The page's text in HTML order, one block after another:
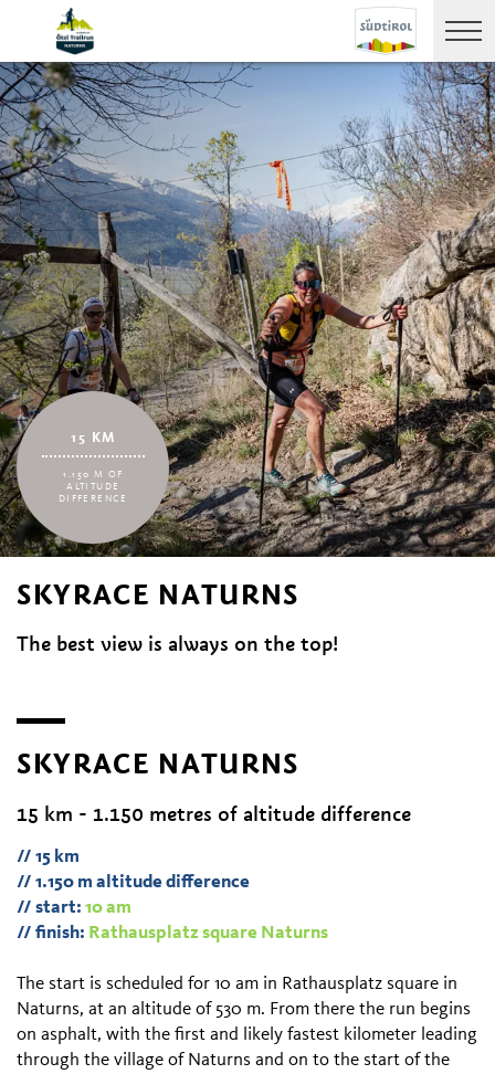
SKYRACE NATURNS
The best view is always on the top!
15 KM
1.150 M OF
ALTITUDE
DIFFERENCE
SKYRACE NATURNS
15 km - 1.150 metres of altitude difference
// 15 km
// 1.150 m altitude difference
// start:10 am
// finish: Rathausplatz square Naturns
The start is scheduled for 10 am in Rathausplatz square in
Naturns, at an altitude of 530 m. From there the run begins
on asphalt, with the first and likely fastest kilometer leading
through the village of Naturns and on to the start of the